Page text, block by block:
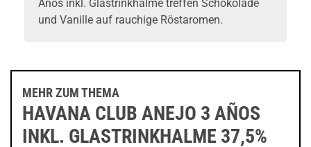
Años inkl. Glastrinkhalme treffen Schokolade
und Vanille auf rauchige Röstaromen.
MEHR ZUM THEMA
HAVANA CLUB ANEJO 3 AÑOS
INKL. GLASTRINKHALME 37,5%